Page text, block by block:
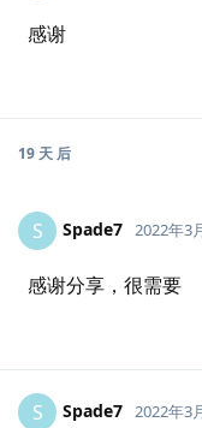
感谢
19 天 后
S Spade7 2022年3
感谢分享，很需要
S Spade7 2022年3